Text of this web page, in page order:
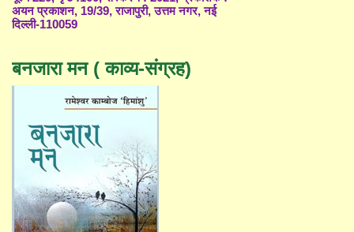
अयन प्रकाशन, 19/39, राजापुरी, उत्तम नगर, नई
दिल्ली-110059
बनजारा मन ( काव्य-संग्रह)